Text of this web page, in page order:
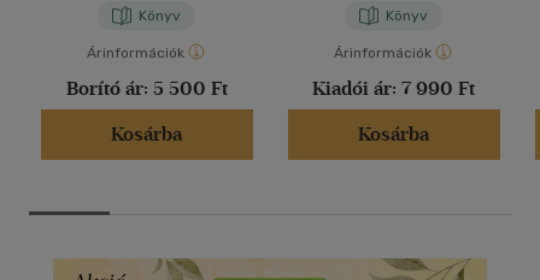
Könyv
Árinformációk
Borító ár: 5 500 Ft
Kosárba
Könyv
Árinformációk
Kiadói ár: 7 990 Ft
Kosárba